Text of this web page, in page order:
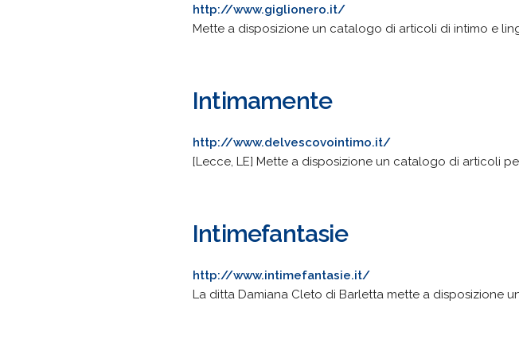
http://www.giglionero.it/
Mette a disposizione un catalogo di articoli di intimo e
Intimamente
http://www.delvescovointimo.it/
[Lecce, LE] Mette a disposizione un catalogo di articoli
Intimefantasie
http://www.intimefantasie.it/
La ditta Damiana Cleto di Barletta mette a disposizione